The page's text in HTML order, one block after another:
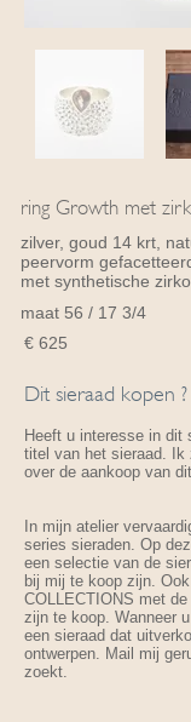
ring Growth met
zilver, goud 14 krt,
peervorm
met synthetische
maat 56 / 17 3/4
€ 625
Dit sieraad kopen ?
Heeft u interesse in dit
titel van het sieraad. Ik
over de aankoop van
In mijn atelier
series sieraden. Op
een selectie van de
bij mij te koop zijn.
COLLECTIONS met de
zijn te koop. Wanneer
een sieraad dat
ontwerpen. Mail mij
zoekt.